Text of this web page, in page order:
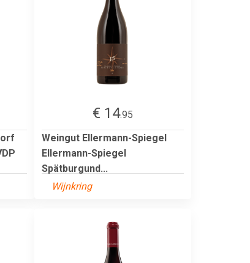
€ 14.95
Weingut Ellermann-Spiegel
Ellermann-Spiegel
Spätburgund...
Wijnkring